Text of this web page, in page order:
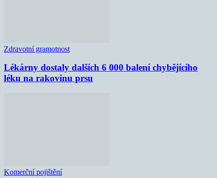
Zdravotní gramotnost
Lékárny dostaly dalších 6 000 balení chybějícího
léku na rakovinu prsu
Komerční pojištění